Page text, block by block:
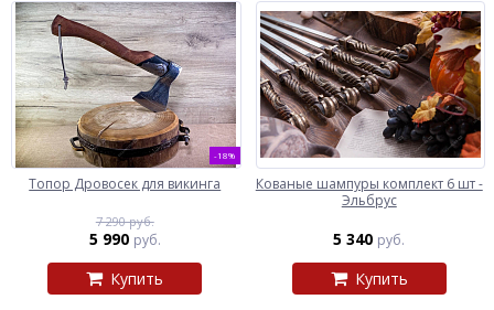
-18%
Топор Дровосек для викинга
7 290 руб.
5 990 руб.
Купить
Кованые шампуры комплект 6 шт -
Эльбрус
5 340 руб.
Купить